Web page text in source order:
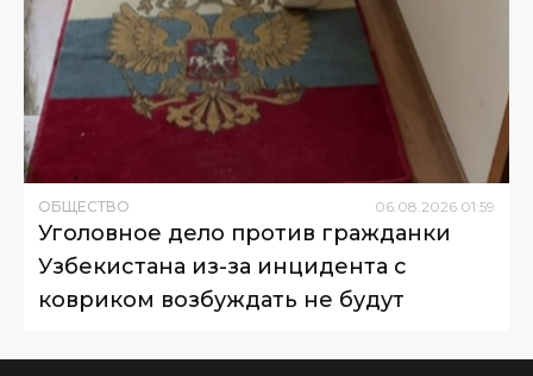
ОБЩЕСТВО 06.08.2026 01:59
Уголовное дело против гражданки
Узбекистана из-за инцидента с
ковриком возбуждать не будут